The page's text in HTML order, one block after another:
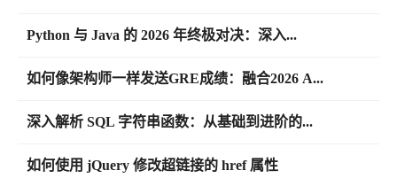
Python 与 Java 的 2026 年终极对决：深入...
如何像架构师一样发送GRE成绩：融合2026 A...
深入解析 SQL 字符串函数：从基础到进阶的...
如何使用 jQuery 修改超链接的 href 属性